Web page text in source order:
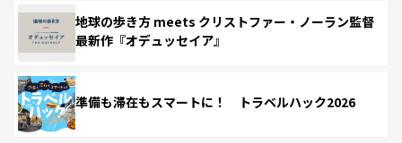
地球の歩き方 meets クリストファー・ノーラン監督
最新作『オデュッセイア』
準備も滞在もスマートに！ トラベルハック2026